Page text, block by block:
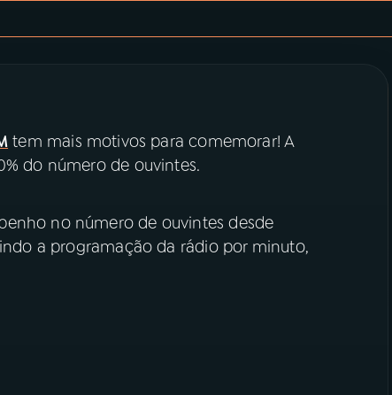
tem mais motivos para comemorar! A
do número de ouvintes.
no número de ouvintes desde
a programação da rádio por minuto,